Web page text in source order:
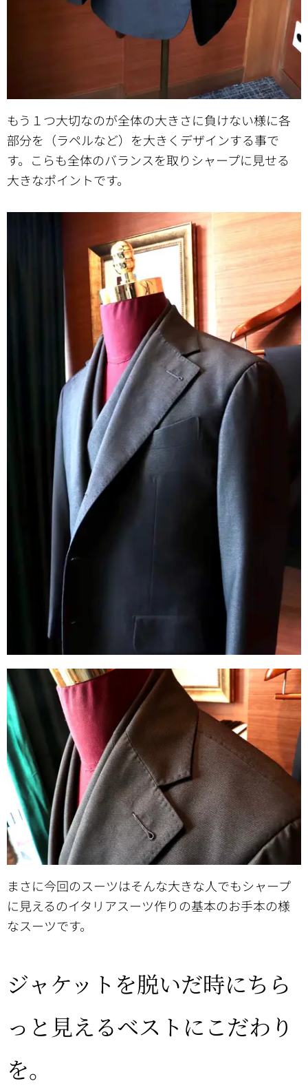
もう１つ大切なのが全体の大きさに負けない様に各
部分を（ラペルなど）を大きくデザインする事で
す。こらも全体のバランスを取りシャープに見せる
大きなポイントです。
まさに今回のスーツはそんな大きな人でもシャープ
に見えるのイタリアスーツ作りの基本のお手本の様
なスーツです。
ジャケットを脱いだ時にちら
っと見えるベストにこだわり
を。